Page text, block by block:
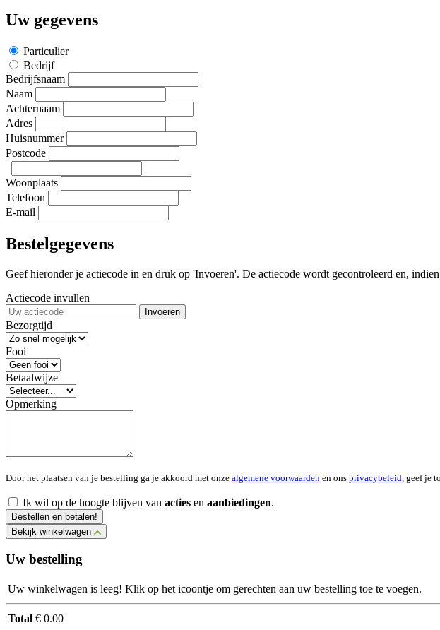
Uw gegevens
Particulier
Bedrijf
Bedrijfsnaam
Naam
Achternaam
Adres
Huisnummer
Postcode
Woonplaats
Telefoon
E-mail
Bestelgegevens
Geef hieronder je actiecode in en druk op 'Invoeren'. De actiecode wordt gecontroleerd en,
Actiecode invullen
Invoeren
Bezorgtijd
Fooi
Betaalwijze
Opmerking
Door het plaatsen van je bestelling ga je akkoord met onze algemene voorwaarden en ons privacybeleid , geef je
Ik wil op de hoogte blijven van acties en aanbiedingen.
Bestellen en betalen!
Bekijk winkelwagen
Uw bestelling
Uw winkelwagen is leeg! Klik op het icoontje om gerechten aan uw bestelling toe te voegen.
Total € 0.00